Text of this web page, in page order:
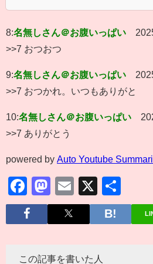
8:名無しさん＠お腹いっぱい
>>7 おつおつ
9:名無しさん＠お腹いっぱい
>>7 おつかれ。いつもありがと
10:名無しさん＠お腹いっぱい
>>7 ありがとう
powered by Auto Youtube
Facebook
Mastodon
Email
X
有
この記事を書いた人